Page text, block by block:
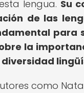
lengua. Su
de las
para
la
como